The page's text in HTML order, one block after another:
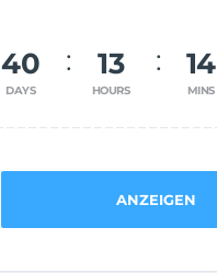
40
DAYS
13
HOURS
14
MINS
ANZEIGEN